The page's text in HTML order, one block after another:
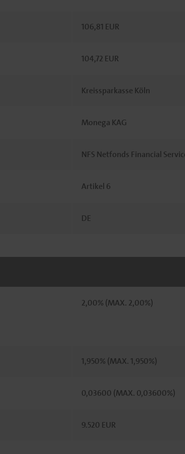
106,81 EUR
104,72 EUR
Kreissparkasse Köln
Monega KAG
NFS Netfonds Financial
Artikel 6
DE
2,00% (MAX. 2,00%)
1,950% (MAX. 1,950%)
0,03600 (MAX. 0,03600%)
9.520 EUR